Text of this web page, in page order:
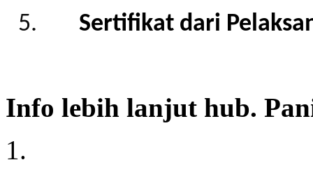
5.
Sertifikat dari
Info lebih lanjut hub.